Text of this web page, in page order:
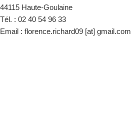
44115 Haute-Goulaine
Tél. : 02 40 54 96 33
Email : florence.richard09 [at] gmail.com